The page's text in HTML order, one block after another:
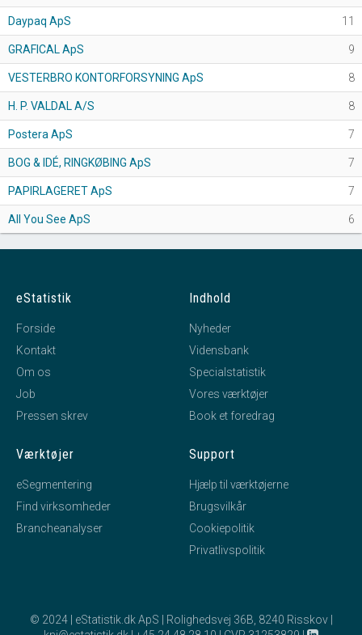
Daypaq ApS 11
GRAFICAL ApS 9
VESTERBRO KONTORFORSYNING ApS 8
H. P. VALDAL A/S 8
Postera ApS 7
BOG & IDÉ, RINGKØBING ApS 7
PAPIRLAGERET ApS 7
All You See ApS 6
eStatistik
Forside
Kontakt
Om os
Job
Pressen skrev
Indhold
Nyheder
Vidensbank
Specialstatistik
Vores værktøjer
Book et foredrag
Værktøjer
eSegmentering
Find virksomheder
Brancheanalyser
Support
Hjælp til værktøjerne
Brugsvilkår
Cookiepolitik
Privatlivspolitik
© 2024 | eStatistik.dk ApS | Rolighedsvej 36B, 8240 Risskov |